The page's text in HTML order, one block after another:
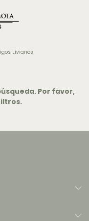
Livianos
Por favor,